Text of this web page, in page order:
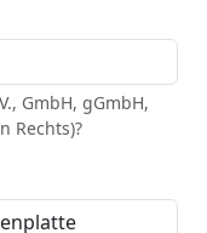
GmbH, gGmbH,
Rechts)?